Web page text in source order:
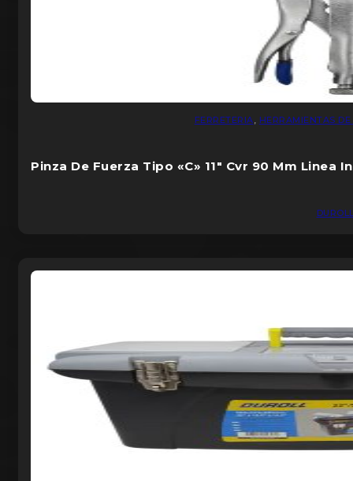
FERRETERIA, HERRAMIENTAS
Pinza De Fuerza Tipo «C» 11″ Cvr 90 Mm Linea